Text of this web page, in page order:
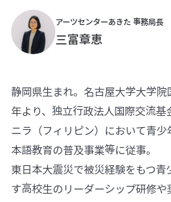
アーツセンターあきた 事務局長
三富章恵
静岡県生まれ。名古屋大学大学
年より、独立行政法人国際交流基
ニラ（フィリピン）において青少
本語教育の普及事業等に従事。
東日本大震災で被災経験をもつ青
す高校生のリーダーシップ研修